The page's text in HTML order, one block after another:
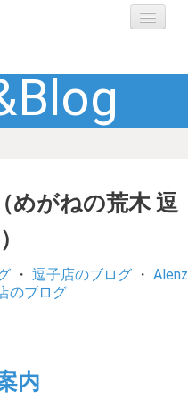
めがねの荒木 逗
・ 逗子店のブログ・ Alenz
のブログ
内